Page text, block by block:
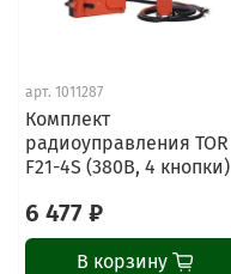
арт. 1011287
Комплект
радиоуправления TOR
F21-4S (380В, 4 кнопки)
6 477 ₽
В корзину